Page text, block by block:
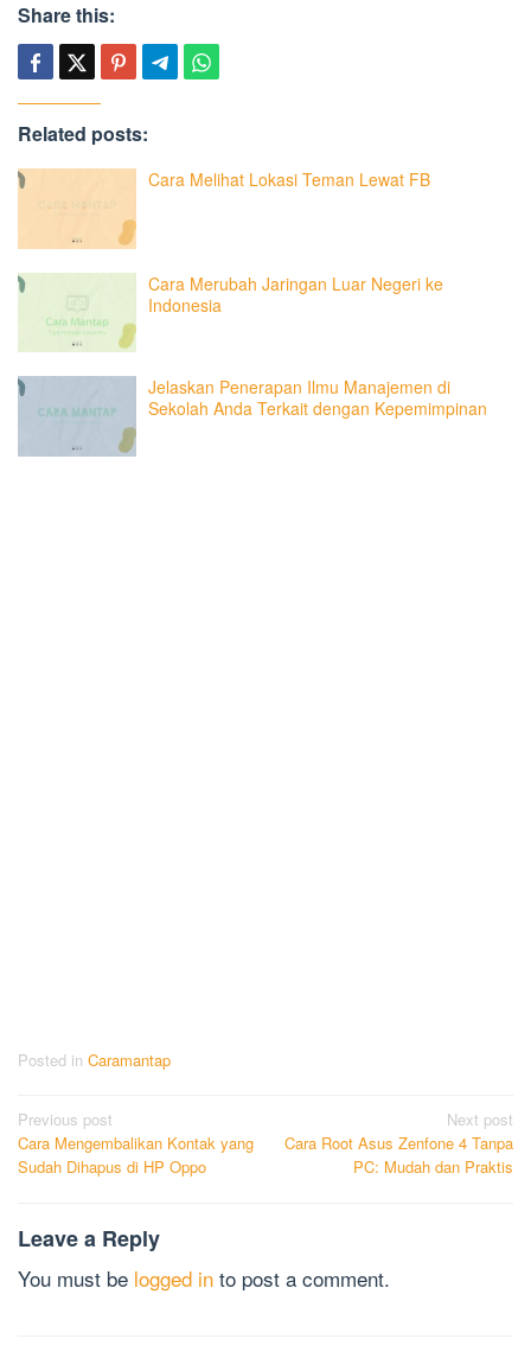
Share this:
Related posts:
Cara Melihat Lokasi Teman Lewat FB
Cara Merubah Jaringan Luar Negeri ke
Indonesia
Jelaskan Penerapan Ilmu Manajemen di
Sekolah Anda Terkait dengan Kepemimpinan
Posted in Caramantap
Post
navigation
Previous post
Cara Mengembalikan Kontak yang
Sudah Dihapus di HP Oppo
Next post
Cara Root Asus Zenfone 4 Tanpa
PC: Mudah dan Praktis
Leave a Reply
You must be logged in to post a comment.